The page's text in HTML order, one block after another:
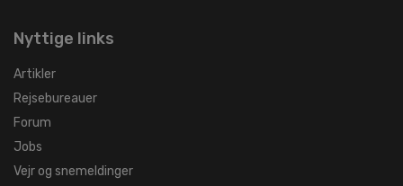
Nyttige links
Artikler
Rejsebureauer
Forum
Jobs
Vejr og snemeldinger